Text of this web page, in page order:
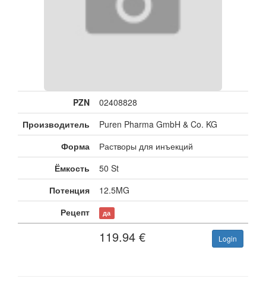
PZN
02408828
Производитель
Puren Pharma GmbH & Co. KG
Форма
Растворы для инъекций
Ёмкость
50 St
Потенция
12.5MG
Рецепт
да
119.94 € Login